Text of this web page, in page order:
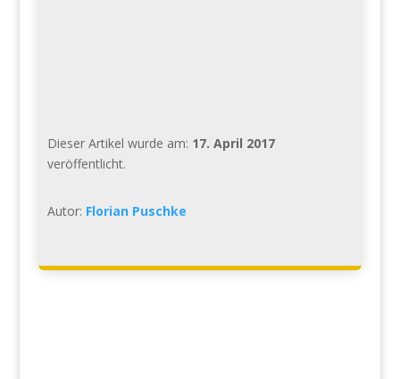
Dieser Artikel wurde am: 17. April 2017
veröffentlicht.
Autor: Florian Puschke